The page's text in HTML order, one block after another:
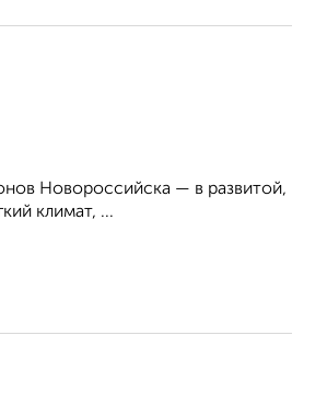
Новороссийска — в развитой,
климат, ...